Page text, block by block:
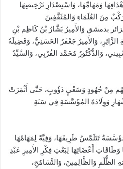
وَمَهَامِّهَا، وَاسْتِصْدَارِ تَرْخِيصِهَا
مِنَ العُلَمَاءِ وَالمُثَقَّفِينَ
بدمشق وَالأَمِيرُ بَشَّارُ بْنُ كَاظِم بْنِ
الزَّائِرِ، وَالأَمِيرُ جَعْفَرُ الحَسَنِيُّ، وَفَضِيلَةُ
وَالدُّكْتُورُ مُحَمَّد القُرْبِي، وَالسَّيِّدُ
مِنْ جُهُودٍ وَسَعْيٍ دَؤُوبٍ، حَتَّى أَثْمَرَتْ
وَوِلَادَةَ المُؤَسَّسَةِ فِي سَنَةِ
تَتَلَمَّسُ طَرِيقَهَا، وَفِيَّةً لِمَهَامِّهَا
وَطَاقَاتِ أَعْضَائِهَا لِبَعْثِ فِكْرِ الأَمِيرِ عَبْدِ
الظُّلْمِ وَالظَّالِمِينَ، وَالتَّسَامُحِ،